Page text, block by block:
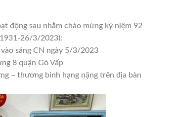
động sau nhằm chào mừng kỷ niệm 92
26/3/2023):
sáng CN ngày 5/3/2023
8 quận Gò Vấp
– thương binh hạng nặng trên địa bàn